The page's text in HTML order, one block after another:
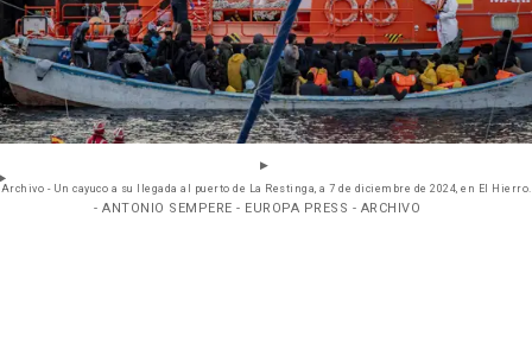
Archivo - Un cayuco a su llegada al puerto de La Restinga, a 7 de diciembre de 2024, en El Hierro.
- ANTONIO SEMPERE - EUROPA PRESS - ARCHIVO